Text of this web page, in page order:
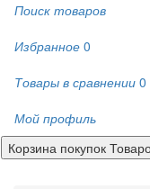
Поиск товаров
Избранное 0
Товары в сравнении 0
Мой профиль
Корзина покупок